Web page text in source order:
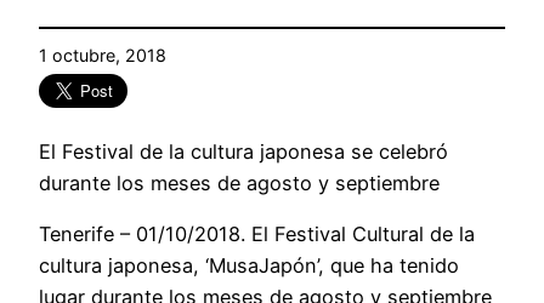
1 octubre, 2018
El Festival de la cultura japonesa se celebró
durante los meses de agosto y septiembre
Tenerife – 01/10/2018. El Festival Cultural de la
cultura japonesa, ‘MusaJapón’, que ha tenido
lugar durante los meses de agosto y septiembre